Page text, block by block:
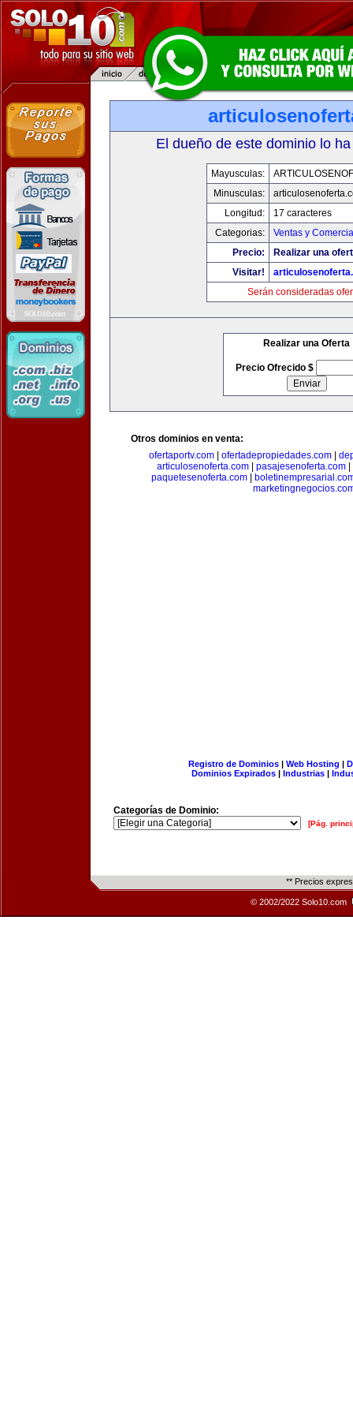
El dueño de este dominio lo
Mayusculas:
Minusculas:
Longitud:
17 caracteres
Categorias:
Ventas y
Precio:
Realizar una
Visitar!
Serán consideradas
Realizar una Oferta
Precio Ofrecido $
Otros dominios en venta:
ofertaportv.com
ofertadepropiedades.com
articulosenoferta.com
pasajesenoferta.com
paquetesenoferta.com|
Registro de Dominios| Web Hosting |
Dominios Expirados | Industrias |
Categorías de Dominio:
[Pág.
** Precios
© 2002/2022 Solo10.com